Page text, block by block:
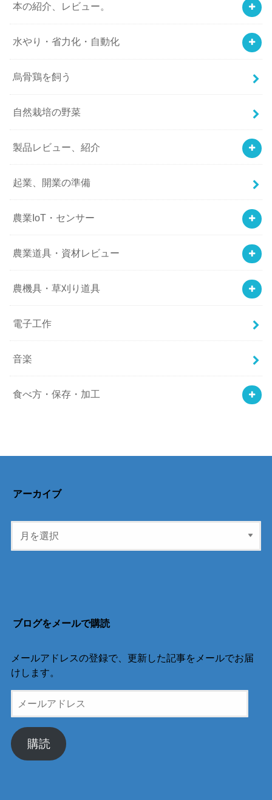
本の紹介、レビュー。
水やり・省力化・自動化
烏骨鶏を飼う
自然栽培の野菜
製品レビュー、紹介
起業、開業の準備
農業IoT・センサー
農業道具・資材レビュー
農機具・草刈り道具
電子工作
音楽
食べ方・保存・加工
アーカイブ
ブログをメールで購読
メールアドレスの登録で、更新した記事をメールでお届
けします。
ー
ア
ド
購読